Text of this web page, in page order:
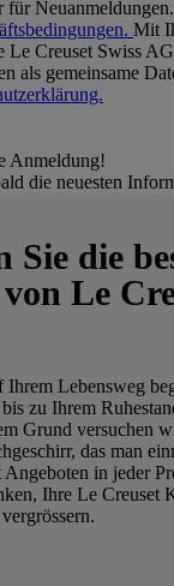
für Neuanmeldungen.
Mit
Le Creuset Swiss
als gemeinsame
Anmeldung!
die neuesten
Sie die
Le
Ihrem Lebensweg
zu Ihrem
Grund versuchen
das man
in jeder
Ihre Le Creuset